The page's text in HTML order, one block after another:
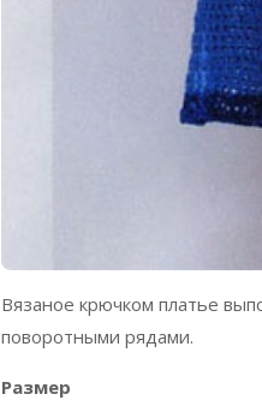
Вязаное крючком платье
поворотными рядами.
Размер